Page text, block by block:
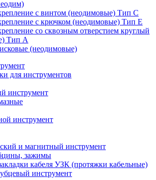
с винтом (неодимовые) Тип С
с крючком (неодимовые) Тип Е
со сквозным отверстием круглый
Тип А
(неодимовые)
для инструментов
инструмент
инструмент
и магнитный инструмент
зажимы
кабеля УЗК (протяжки кабельные)
инструмент